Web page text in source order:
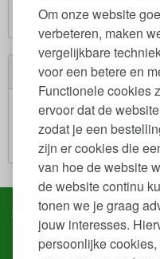
Om onze website
verbeteren, maken
vergelijkbare
voor een betere en
Functionele cookies
ervoor dat de
zodat je een
zijn er cookies die
van hoe de website
de website continu
tonen we je graag
jouw interesses.
persoonlijke
Winkelwagen is leeg.
Subtotaal:
Service & contact
Snel regelen in